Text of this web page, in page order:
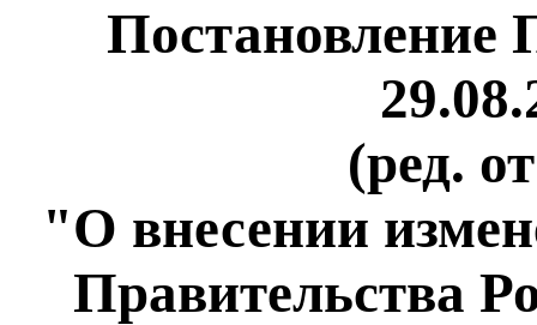
Постановление
(ред.
"О внесении
Правительства